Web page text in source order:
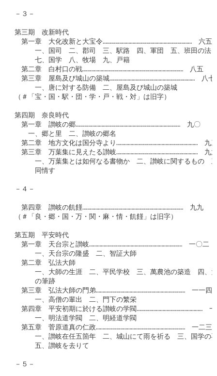
－３－
第三期　改新時代
第一章　大化改新と大宝令……………………………………………………………　六五
一、国司　二、郡司　三、駅路　四、軍団　五、班田の法　
七、国学　八、牧場　九、戸籍
第二章　白村口の戦……………………………………………………………………　八五
第三章　屋島及び城山の築城…………………………………………………………　八七
一、唐に対する防備　二、屋島及び城山の築城
（＃「宝・国・駅・団・学・戸・戦・対」は旧字）
第四期　奈良時代
第一章　讃岐の郷………………………………………………………………………　九〇
一、郷と里　二、讃岐の郷名
第二章　地方文化は国分寺より………………………………………………………　九
第三章　万葉集に見えたる讃岐………………………………………………………　九
一、万葉集とは如何なる書物か　二、讃岐に関するもの　三
同情す
－４－
第四章　讃岐の飢饉……………………………………………………………………　九九
（＃「良・郷・国・万・関・麻・情・飢饉」は旧字）
第五期　平安時代
第一章　天台宗と讃岐………………………………………………………………　一〇二
一、天台宗の隆盛　二、智証大師
第二章　弘法大師
一、大師の生涯　二、平民学校　三、萬農池の築造　四、大
の筆跡
第三章　弘法大師の門弟……………………………………………………………　一一四
一、高僧の輩出　二、門下の繁栄
第四章　平安初期に於ける讃岐の学閥……………………………………………　
一、明法道学閥　二、明経道学閥
第五章　菅原道真の仁政……………………………………………………………　一二三
一、讃岐在任五箇年　二、城山にて雨を祈る　三、国学の再
五、讃岐を去りて
－５－